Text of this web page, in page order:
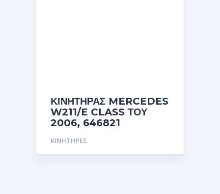
ΚΙΝΗΤΗΡΑΣ MERCEDES
W211/E CLASS ΤΟΥ
2006, 646821
ΚΙΝΗΤΗΡΕΣ